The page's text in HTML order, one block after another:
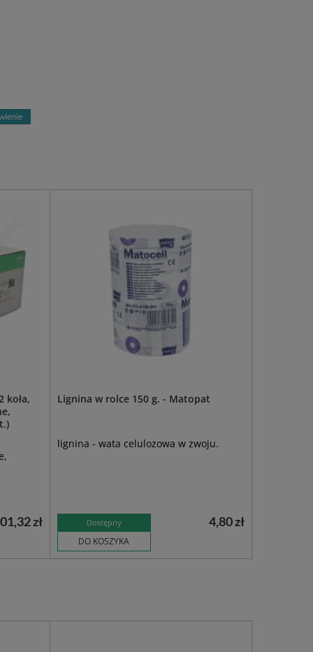
koła,
zł
Lignina w rolce 150 g. - Matopat
lignina - wata celulozowa w zwoju.
Dostępny
DO KOSZYKA
4,80 zł